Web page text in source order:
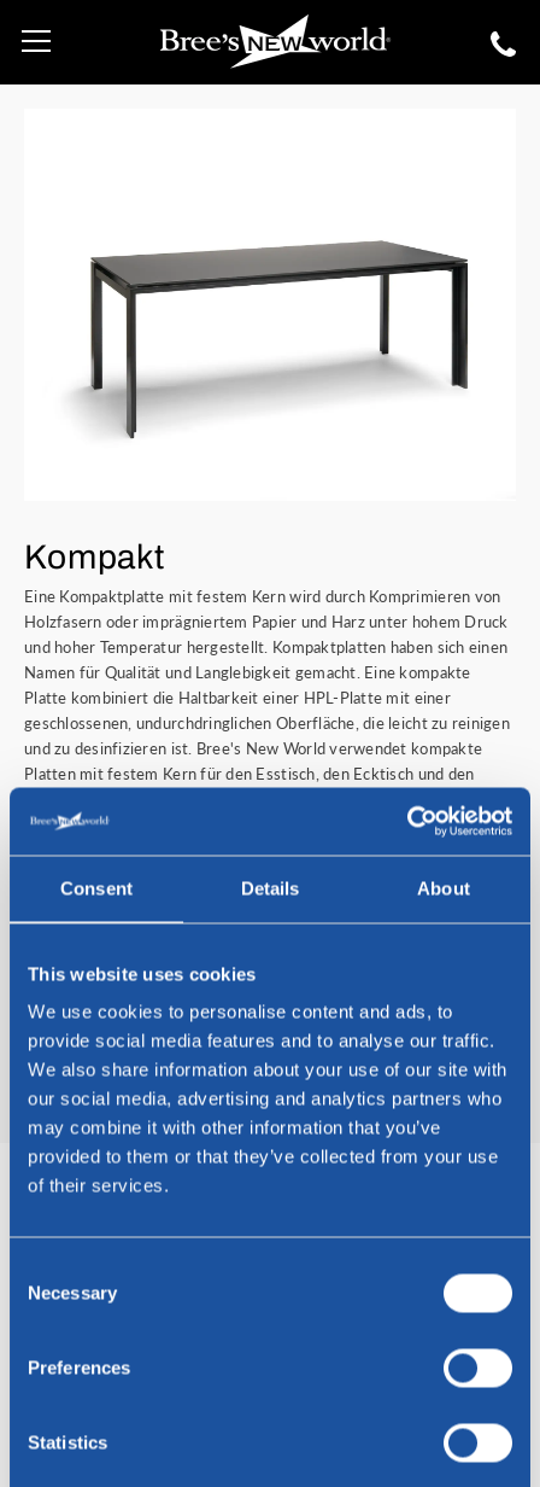
Consent Details About
This website uses cookies
We use cookies to personalise content and ads, to
provide social media features and to analyse our traffic.
We also share information about your use of our site with
our social media, advertising and analytics partners who
may combine it with other information that you’ve
provided to them or that they’ve collected from your use
of their services.
Selection
Necessary
Preferences
Statistics
Kompakt
Eine Kompaktplatte mit festem Kern wird durch Komprimieren von
Holzfasern oder imprägniertem Papier und Harz unter hohem Druck
und hoher Temperatur hergestellt. Kompaktplatten haben sich einen
Namen für Qualität und Langlebigkeit gemacht. Eine kompakte
Platte kombiniert die Haltbarkeit einer HPL-Platte mit einer
geschlossenen, undurchdringlichen Oberfläche, die leicht zu reinigen
und zu desinfizieren ist. Bree's New World verwendet kompakte
Platten mit festem Kern für den Esstisch, den Ecktisch und den
verwendet, können leicht mit einem warmen, feuchten Tuch
gereinigt werden. Bei Bedarf kann ein mildes Reinigungsmittel
gründlich mit einem trockenen, saugfähigen Tuch. Die Verwendung
von stark sauren oder ätzenden Substanzen wird nicht empfohlen.
Darüber hinaus dürfen Materialien mit abrasiver Wirkung nicht zum
Reinigen einer Compact-Tischplatte verwendet werden.
Kompakt